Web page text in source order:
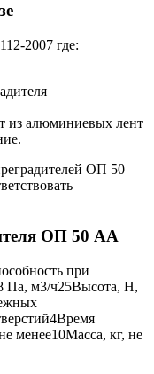
2007 где:
из алюминиевых лент
ОП 50
ОП 50 АА
при
Па, м3/ч25Высота, Н,
4Время
менее10Масса, кг, не